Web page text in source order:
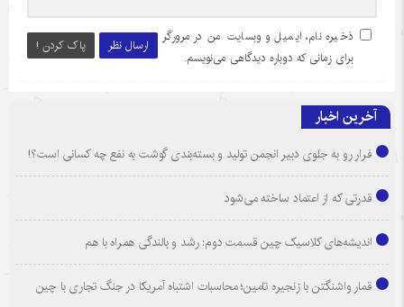
ارسال نظر پاک کردن !
ذخیره نام، ایمیل و وبسایت من در مرورگر
برای زمانی که دوباره دیدگاهی می‌نویسم.
آخرین اخبار
فرار رو به جلوی دبیر انجمن تولید و بسته‌بندی گوشت به نفع چه کسانی است؟!
قدرتی که از اعتماد ساخته می‌شود
اندیشه‌های کلاسیک چین قسمت دوم: رشد و بالندگی همراه با هم
قمار واشنگتن با زنجیره تامین؛ محاسبات اشتباه آمریکا در جنگ تجاری با چین